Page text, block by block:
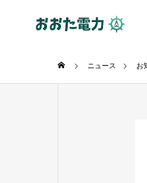
ニュース お